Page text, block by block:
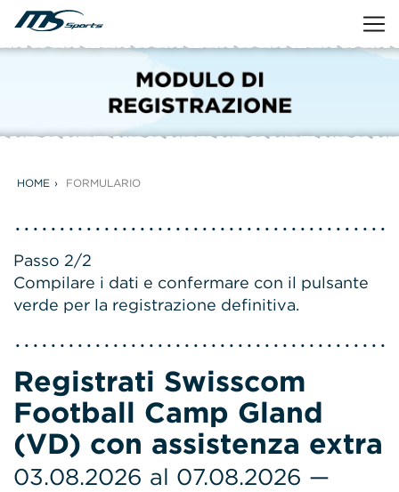
HOME FORMULARIO
Passo 2/2
Compilare i dati e confermare con il pulsante
verde per la registrazione definitiva.
Registrati Swisscom
Football Camp Gland
(VD) con assistenza extra
03.08.2026 al 07.08.2026 —